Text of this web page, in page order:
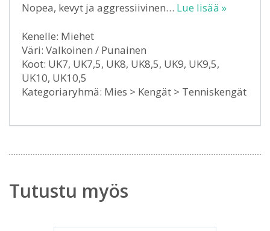
Nopea, kevyt ja aggressiivinen… Lue lisää »
Kenelle: Miehet
Väri: Valkoinen / Punainen
Koot: UK7, UK7,5, UK8, UK8,5, UK9, UK9,5,
UK10, UK10,5
Kategoriaryhmä: Mies > Kengät > Tenniskengät
Tutustu myös